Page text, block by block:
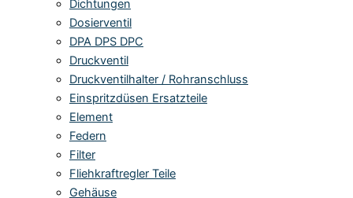
Dichtungen
Dosierventil
DPA DPS DPC
Druckventil
Druckventilhalter / Rohranschluss
Einspritzdüsen Ersatzteile
Element
Federn
Filter
Fliehkraftregler Teile
Gehäuse